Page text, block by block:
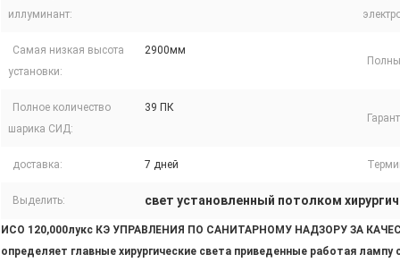
иллуминант:
Самая низкая высота
установки:
2900мм
Полное количество
шарика СИД:
39 ПК
доставка: 7 дней
Выделить: свет установленный потолком
ИСО 120,000лукс КЭ УПРАВЛЕНИЯ ПО САНИТАРНОМУ НАДЗОРУ ЗА
определяет главные хирургические света приведенные работая лампу